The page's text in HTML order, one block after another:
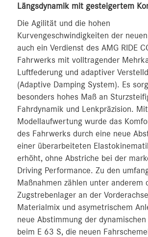
Längsdynamik mit gesteigertem
Die Agilität und die hohen
Kurvengeschwindigkeiten der
auch ein Verdienst des AMG RIDE
Fahrwerks mit volltragender
Luftfederung und adaptiver
(Adaptive Damping System). Es
besonders hohes Maß an
Fahrdynamik und Lenkpräzision.
Modellaufwertung wurde das
des Fahrwerks durch eine neue
einer überarbeiteten
erhöht, ohne Abstriche bei der
Driving Performance. Zu den
Maßnahmen zählen unter anderem
Zugstrebenlager an der
Materialmix und asymetrischem
neue Abstimmung der
beim E 63 S, die neuen